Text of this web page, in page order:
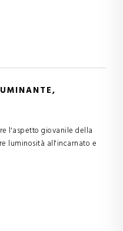
l'aspetto giovanile della
luminosità all'incarnato e